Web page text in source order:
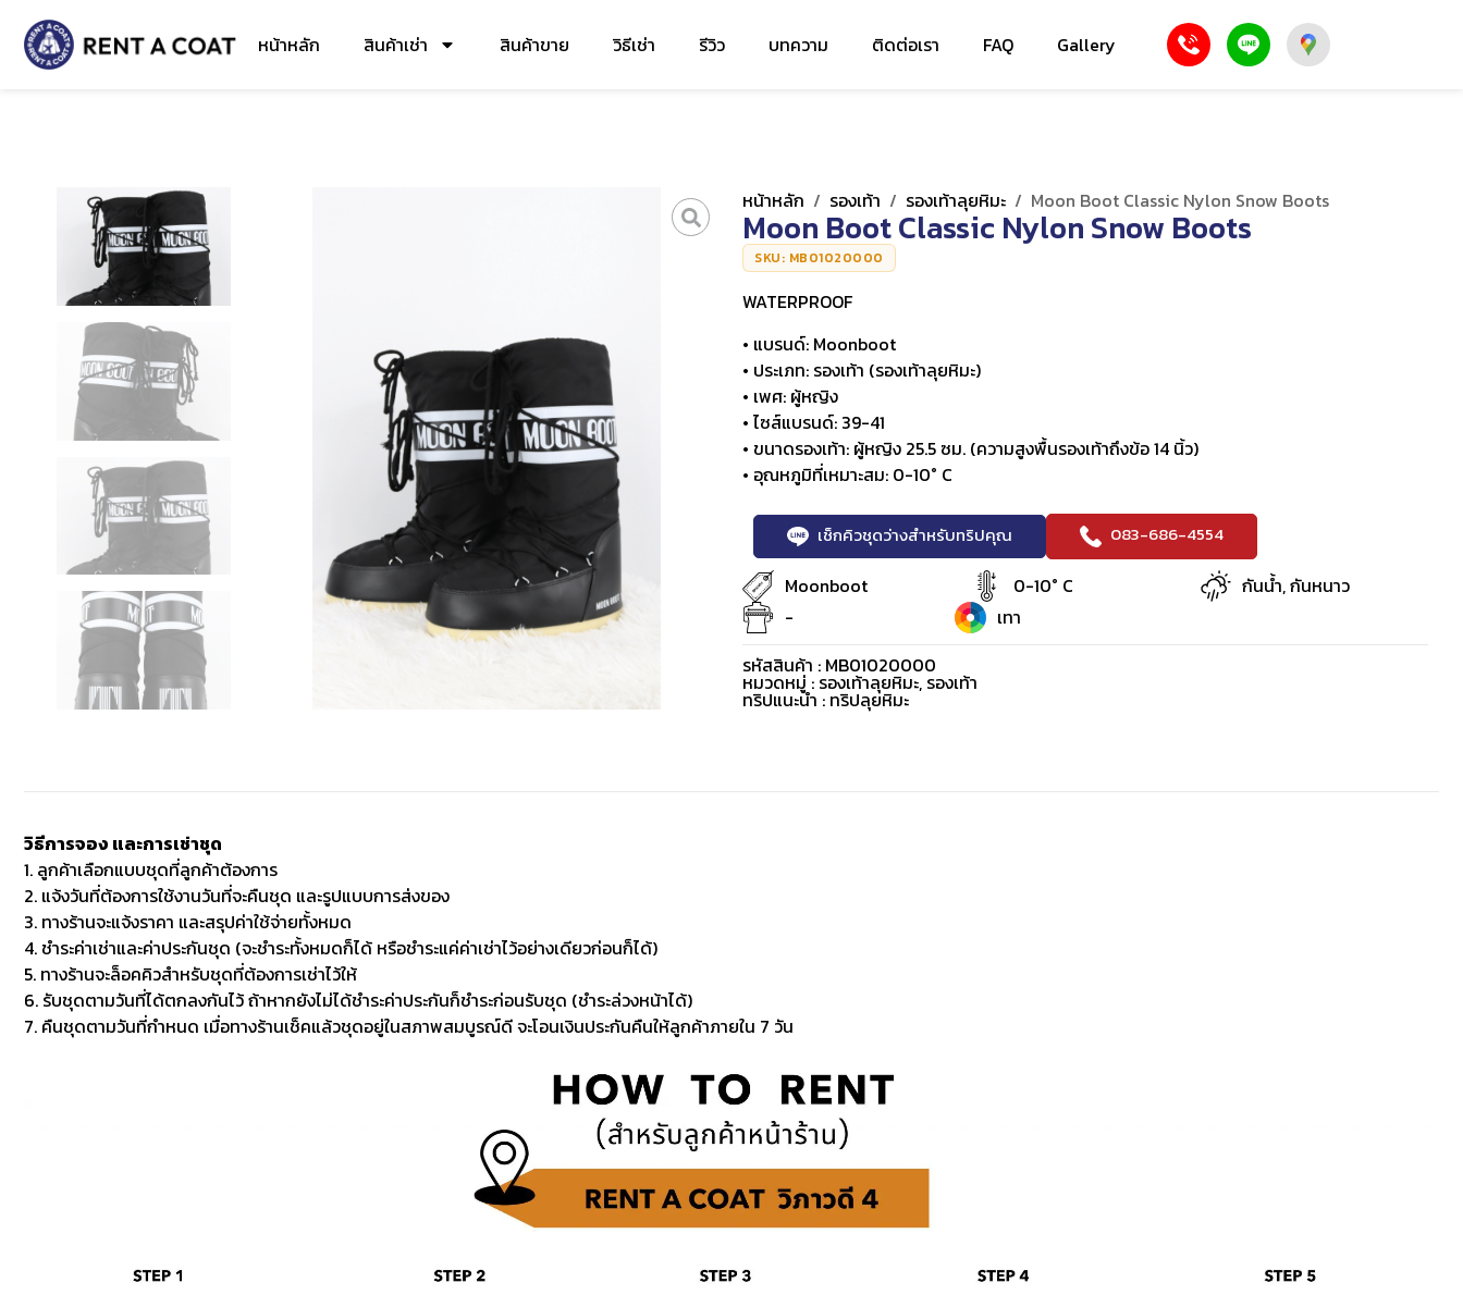
หน้าหลัก สินค้าเช่า สินค้าขาย วิธีเช่า รีวิว บทความ ติดต่อเรา FAQ Gallery
หน้าหลัก / รองเท้า / รองเท้าลุยหิมะ / Moon Boot Classic Nylon Snow Boots
Moon Boot Classic Nylon Snow Boots
SKU: MB01020000
WATERPROOF
• แบรนด์: Moonboot
• ประเภท: รองเท้า (รองเท้าลุยหิมะ)
• เพศ: ผู้หญิง
• ไซส์แบรนด์: 39-41
• ขนาดรองเท้า: ผู้หญิง 25.5 ซม. (ความสูงพื้นรองเท้าถึงข้อ 14 นิ้ว)
• อุณหภูมิที่เหมาะสม: 0-10° C
เช็กคิวชุดว่างสำหรับทริปคุณ 083-686-4554
Moonboot 0-10° C
กันน้ำ, กันหนาว
-
เทา
รหัสสินค้า : MB01020000
หมวดหมู่ : รองเท้าลุยหิมะ, รองเท้า
ทริปแนะนำ : ทริปลุยหิมะ
วิธีการจอง และการเช่าชุด
1. ลูกค้าเลือกแบบชุดที่ลูกค้าต้องการ
2. แจ้งวันที่ต้องการใช้งานวันที่จะคืนชุด และรูปแบบการส่งของ
3. ทางร้านจะแจ้งราคา และสรุปค่าใช้จ่ายทั้งหมด
4. ชำระค่าเช่าและค่าประกันชุด (จะชำระทั้งหมดก็ได้ หรือชำระแค่ค่าเช่าไว้อย่างเดียวก่อนก็ได้)
5. ทางร้านจะล็อคคิวสำหรับชุดที่ต้องการเช่าไว้ให้
6. รับชุดตามวันที่ได้ตกลงกันไว้ ถ้าหากยังไม่ได้ชำระค่าประกันก็ชำระก่อนรับชุด (ชำระล่วงหน้าได้)
7. คืนชุดตามวันที่กำหนด เมื่อทางร้านเช็คแล้วชุดอยู่ในสภาพสมบูรณ์ดี จะโอนเงินประกันคืนให้ลูกค้าภายใน 7 วัน